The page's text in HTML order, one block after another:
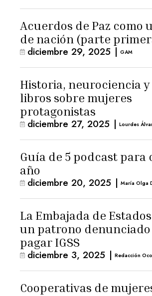
Acuerdos de Paz como
de nación (parte
diciembre 29, 2025 | GAM
Historia, neurociencia
libros sobre mujeres
protagonistas
diciembre 27, 2025 | Lourdes
Guía de 5 podcast para
año
diciembre 20, 2025 | María Olga
La Embajada de
un patrono
pagar IGSS
diciembre 3, 2025 | Redacción
Cooperativas de